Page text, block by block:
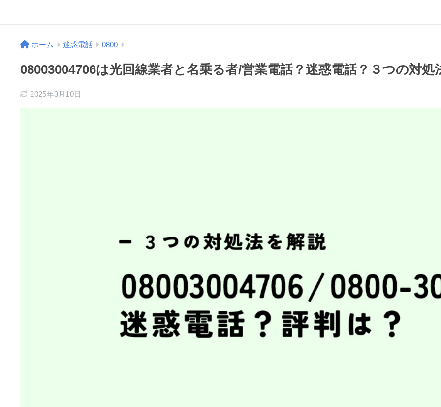
ホーム 迷惑電話 0800
08003004706は光回線業者と名乗る者/営業電話？迷惑電話？３つの対処
2025年3月10日